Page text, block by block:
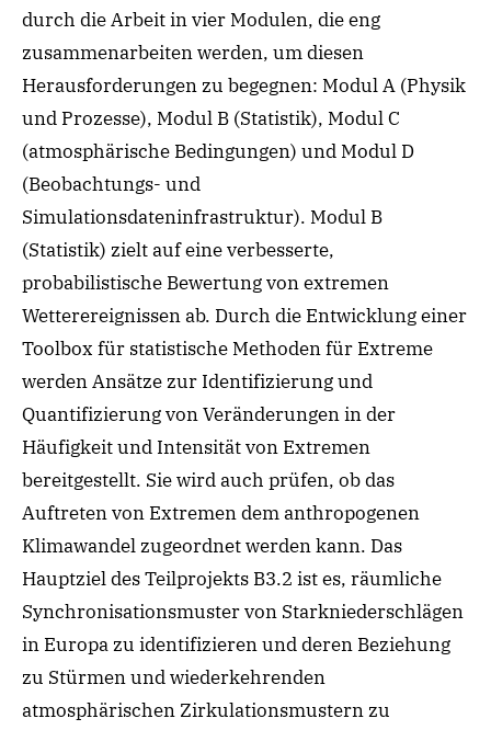
durch die Arbeit in vier Modulen, die eng
zusammenarbeiten werden, um diesen
Herausforderungen zu begegnen: Modul A (Physik
und Prozesse), Modul B (Statistik), Modul C
(atmosphärische Bedingungen) und Modul D
(Beobachtungs- und
Simulationsdateninfrastruktur). Modul B
(Statistik) zielt auf eine verbesserte,
probabilistische Bewertung von extremen
Wetterereignissen ab. Durch die Entwicklung einer
Toolbox für statistische Methoden für Extreme
werden Ansätze zur Identifizierung und
Quantifizierung von Veränderungen in der
Häufigkeit und Intensität von Extremen
bereitgestellt. Sie wird auch prüfen, ob das
Auftreten von Extremen dem anthropogenen
Klimawandel zugeordnet werden kann. Das
Hauptziel des Teilprojekts B3.2 ist es, räumliche
Synchronisationsmuster von Starkniederschlägen
in Europa zu identifizieren und deren Beziehung
zu Stürmen und wiederkehrenden
atmosphärischen Zirkulationsmustern zu